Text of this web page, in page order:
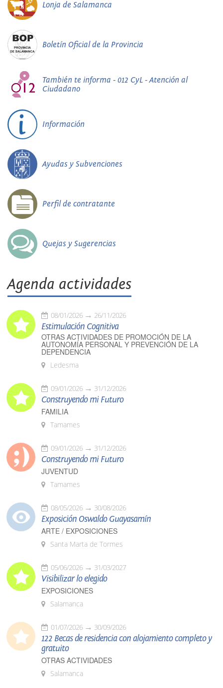
Lonja de Salamanca
Boletín Oficial de la Provincia
También te informa - 012 CyL - Atención al
Ciudadano
Información
Ayudas y Subvenciones
Perfil de contratante
Quejas y Sugerencias
Agenda actividades
08/01/2026 26/11/2026
Estimulación Cognitiva
OTRAS ACTIVIDADES DE PROMOCIÓN DE LA
AUTONOMÍA PERSONAL Y PREVENCIÓN DE LA
DEPENDENCIA
Ledesma
09/01/2026 31/12/2026
Construyendo mi Futuro
FAMILIA
Tamames
09/01/2026 31/12/2026
Construyendo mi Futuro
JUVENTUD
Tamames
08/05/2026 30/08/2026
Exposición Oswaldo Guayasamín
ARTE / EXPOSICIONES
Santa Marta de Tormes
05/06/2026 31/03/2027
Visibilizar lo elegido
EXPOSICIONES
Salamanca
01/07/2026 30/09/2026
122 Becas de residencia con alojamiento completo y
gratuito
OTRAS ACTIVIDADES
Salamanca